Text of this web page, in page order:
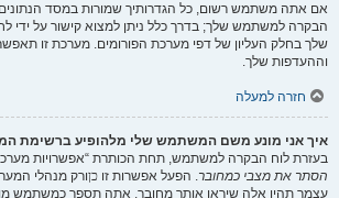
אם אתה משתמש רשום, כל הגדרותיך שמורות במסד
הבקרה למשתמש שלך; בדרך כלל ניתן למצוא קישור על
שלך בחלק העליון של דפי מערכת הפורומים. מערכת זו
וההעדפות שלך.
חזרה למעלה
איך אני מונע משם המשתמש שלי מלהופיע ברשימת
בעזרת לוח הבקרה למשתמש, תחת הכותרת “אפשרויות
הסתר את מצבי כמחובר. הפעל אפשרות זו כןורק מנהלי
עצמך תהיו אלה שיראו אותך מחובר. אתה תספר כמשתמש